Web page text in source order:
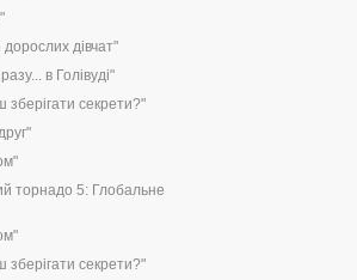
дівчат"
в Голівуді"
зберігати секрети?"
торнадо 5: Глобальне
зберігати секрети?"